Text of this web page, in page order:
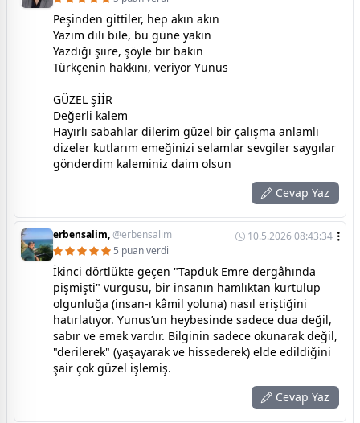
Peşinden gittiler, hep akın akın
Yazım dili bile, bu güne yakın
Yazdığı şiire, şöyle bir bakın
Türkçenin hakkını, veriyor Yunus
GÜZEL ŞİİR
Değerli kalem
Hayırlı sabahlar dilerim güzel bir çalışma anlamlı
dizeler kutlarım emeğinizi selamlar sevgiler saygılar
gönderdim kaleminiz daim olsun
Cevap Yaz
erbensalim,@erbensalim
10.5.2026 08:43:34
5 puan verdi
İkinci dörtlükte geçen "Tapduk Emre dergâhında
pişmişti" vurgusu, bir insanın hamlıktan kurtulup
olgunluğa (insan-ı kâmil yoluna) nasıl eriştiğini
hatırlatıyor. Yunus’un heybesinde sadece dua değil,
sabır ve emek vardır. Bilginin sadece okunarak değil,
"derilerek" (yaşayarak ve hissederek) elde edildiğini
şair çok güzel işlemiş.
Cevap Yaz